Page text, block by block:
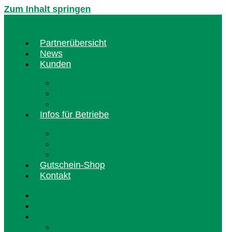
Zum Inhalt springen
Partnerübersicht
News
Kunden
Infos für Betriebe
Gutschein-Shop
Kontakt